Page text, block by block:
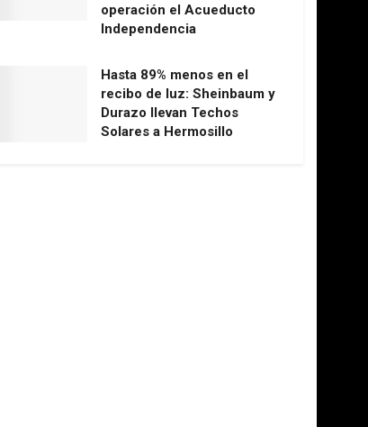
operación el Acueducto
Independencia
Hasta 89% menos en el
recibo de luz: Sheinbaum y
Durazo llevan Techos
Solares a Hermosillo